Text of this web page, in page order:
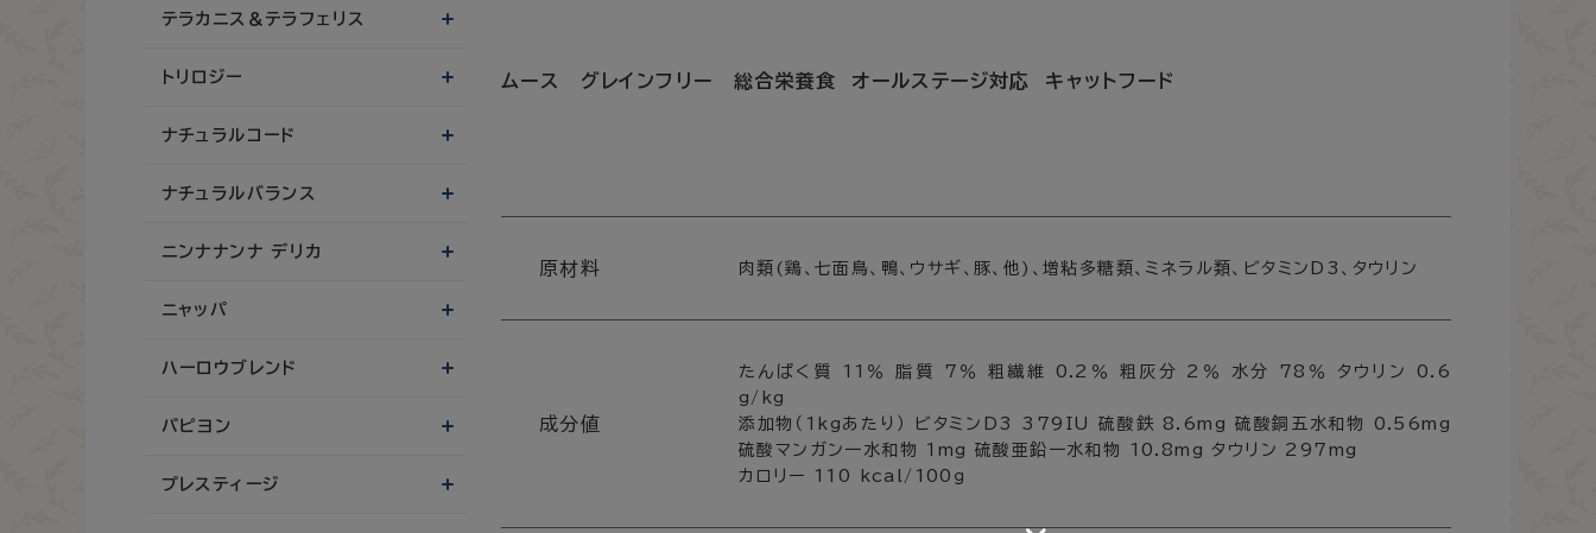
ムース グレインフリー 総合栄養食 オールステージ対応 キャットフード
原材料 肉類(鶏、七面鳥、鴨、ウサギ、豚、他)、増粘多糖類、ミネラル類、ビタミンD3、タウリン
成分値
たんぱく質 11％ 脂質 7％ 粗繊維 0.2％ 粗灰分 2％ 水分 78％ タウリン 0.6
g/kg
添加物（1kgあたり） ビタミンD3 379IU 硫酸鉄 8.6mg 硫酸銅五水和物 0.56mg
硫酸マンガン一水和物 1mg 硫酸亜鉛一水和物 10.8mg タウリン 297mg
カロリー 110 kcal/100ｇ
テラカニス＆テラフェリス
トリロジー
ナチュラルコード
ナチュラルバランス
ニンナナンナ デリカ
ニャッパ
ハーロウブレンド
パピヨン
プレスティージ